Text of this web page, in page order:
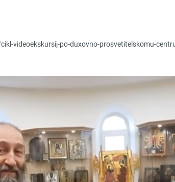
videoekskursij-po-duxovno-prosvetitelskomu-